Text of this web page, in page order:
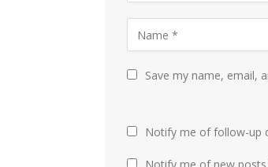
Save my name, email,
Notify me of follow-up